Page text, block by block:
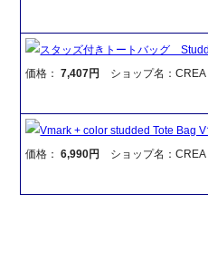
スタッズ付きトートバッグ
価格：7,407円 ショップ名：CREA
Vmark + color studded Tote Bag
価格：6,990円 ショップ名：CREA